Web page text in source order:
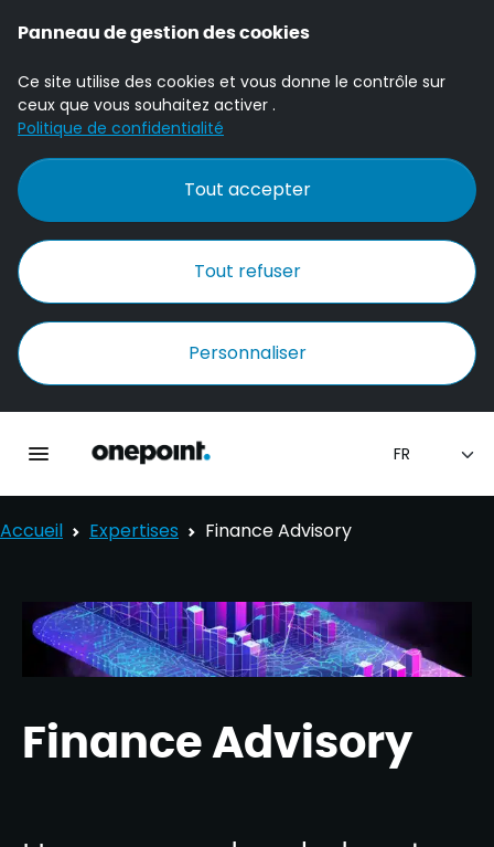
Panneau de gestion des cookies
Ce site utilise des cookies et vous donne le contrôle sur
ceux que vous souhaitez activer .
Politique de confidentialité
Tout accepter
Tout refuser
Personnaliser
Accueil Onepoint
Accueil Expertises Finance Advisory
Finance Advisory